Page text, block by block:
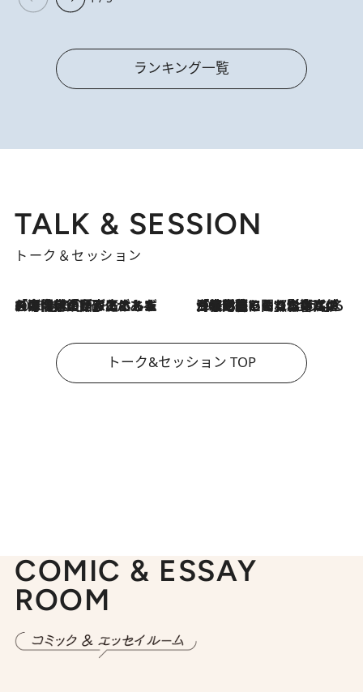
ランキング一覧
TALK & SESSION
トーク＆セッション
2026.8.3
「今後値上げがあるとすれば…」「リスクがあるのは今年の冬」エネルギー専門家が語る、ホルムズ海峡封鎖が家庭にもたらす“ある心配” 2026.8.3
「住宅建てられない…」「サーチャージ料の高値が続いている」ホルムズ海峡封鎖による影響はいつまで続く？《エネルギー専門家に聞く“どうなる日本の暮らし”》
トーク&セッション TOP
COMIC & ESSAY
ROOM